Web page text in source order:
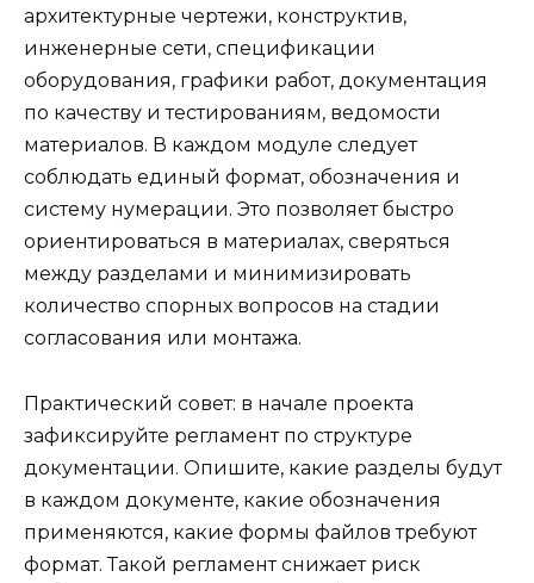
архитектурные чертежи, конструктив,
инженерные сети, спецификации
оборудования, графики работ, документация
по качеству и тестированиям, ведомости
материалов. В каждом модуле следует
соблюдать единый формат, обозначения и
систему нумерации. Это позволяет быстро
ориентироваться в материалах, сверяться
между разделами и минимизировать
количество спорных вопросов на стадии
согласования или монтажа.
Практический совет: в начале проекта
зафиксируйте регламент по структуре
документации. Опишите, какие разделы будут
в каждом документе, какие обозначения
применяются, какие формы файлов требуют
формат. Такой регламент снижает риск